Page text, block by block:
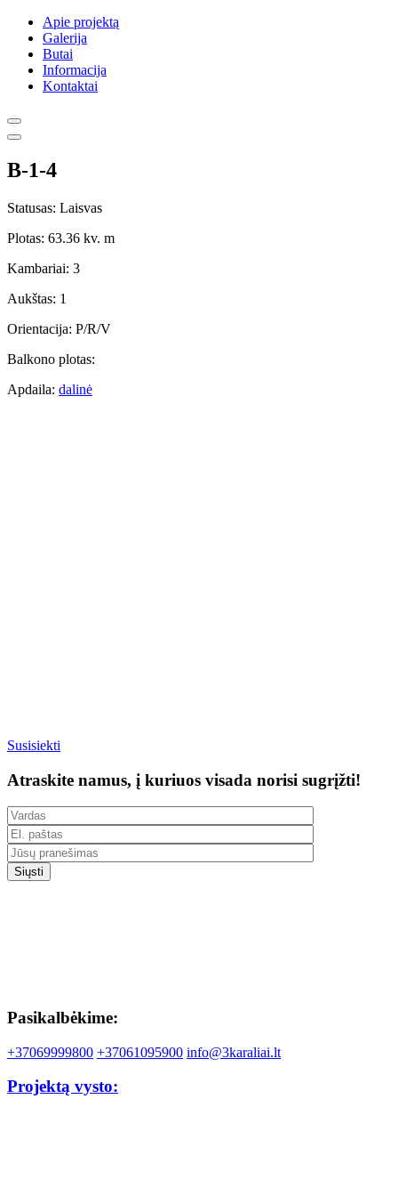
Apie projektą
Galerija
Butai
Informacija
Kontaktai
B-1-4
Statusas: Laisvas
Plotas: 63.36 kv. m
Kambariai: 3
Aukštas: 1
Orientacija: P/R/V
Balkono plotas:
Apdaila: dalinė
Susisiekti
Atraskite namus, į kuriuos visada norisi sugrįžti!
Pasikalbėkime:
+37069999800 +37061095900 info@3karaliai.lt
Projektą vysto: